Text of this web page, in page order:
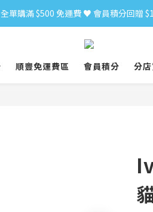
小食購滿 $300 順豐免運費 ‼
全單購滿 $500 免運費 ♥︎ 會員積分回贈
小食購滿 $300 順豐免運費 ‼
順豐免運費區 會員積分 分